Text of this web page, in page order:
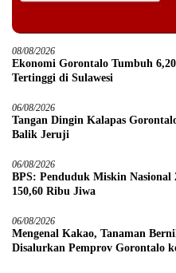
08/08/2026
Ekonomi Gorontalo Tumbuh
Tertinggi di Sulawesi
06/08/2026
Tangan Dingin Kalapas
Balik Jeruji
06/08/2026
BPS: Penduduk Miskin
150,60 Ribu Jiwa
06/08/2026
Mengenal Kakao, Tanaman
Disalurkan Pemprov Gorontalo